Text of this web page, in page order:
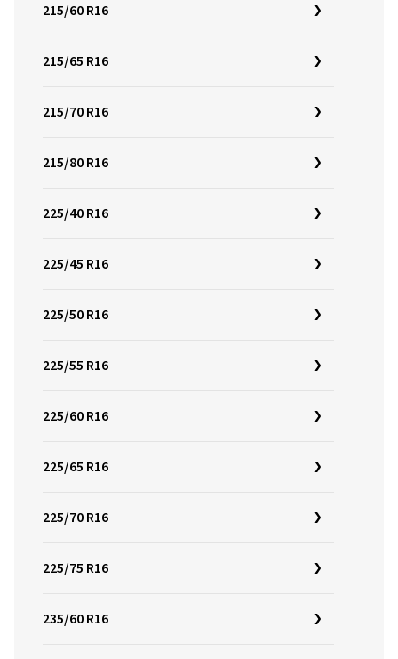
215/60 R16
215/65 R16
215/70 R16
215/80 R16
225/40 R16
225/45 R16
225/50 R16
225/55 R16
225/60 R16
225/65 R16
225/70 R16
225/75 R16
235/60 R16